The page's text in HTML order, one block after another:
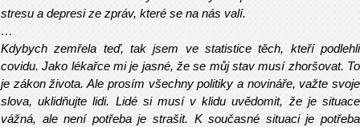
stresu a depresi ze zpráv, které se na nás valí.
…
Kdybych zemřela teď, tak jsem ve statistice těch, kteří podlehli
covidu. Jako lékařce mi je jasné, že se můj stav musí zhoršovat. To
je zákon života. Ale prosím všechny politiky a novináře, važte svoje
slova, uklidňujte lidi. Lidé si musí v klidu uvědomit, že je situace
vážná, ale není potřeba je strašit. K současné situaci je potřeba